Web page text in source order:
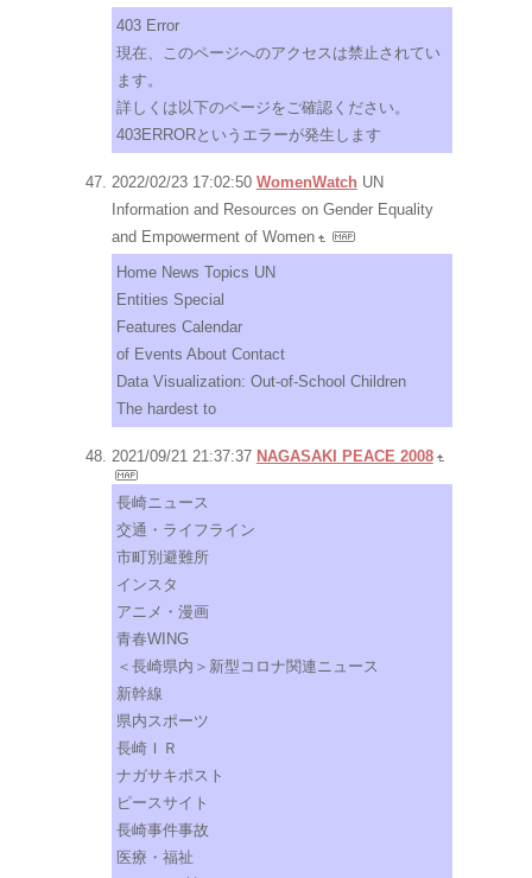
403 Error
現在、このページへのアクセスは禁止されてい
ます。
詳しくは以下のページをご確認ください。
403ERRORというエラーが発生します
2022/02/23 17:02:50 WomenWatch UN
Information and Resources on Gender Equality
and Empowerment of Women
Home News Topics UN
Entities Special
Features Calendar
of Events About Contact
Data Visualization: Out-of-School Children
The hardest to
2021/09/21 21:37:37 NAGASAKI PEACE 2008
長崎ニュース
交通・ライフライン
市町別避難所
インスタ
アニメ・漫画
青春WING
＜長崎県内＞新型コロナ関連ニュース
新幹線
県内スポーツ
長崎ＩＲ
ナガサキポスト
ピースサイト
長崎事件事故
医療・福祉